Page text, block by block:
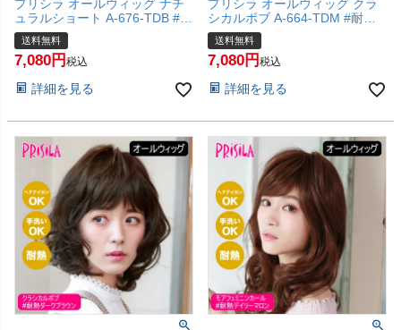
プリシラ オールウィッグ ナチ
ュラルショート A-676-TDB #耐
熱ダークブラウン 【かつら 和
装 コスプレ 医療用 自然 おしゃ
れ かわいい 可愛い 小顔 簡単
配便送料無料】(6057739)
送料無料
7,080 税込
詳細を見る
プリシラ オールウィッグ クラ
シカルボブ A-664-TDM #耐熱
デイリーマロン 【かつら 内巻
きボブ レトロ 和装 コスプレ 医
療用 自然 おしゃれ かわいい 可
け 女性 】【宅配便送料無料】
送料無料
7,080 税込
詳細を見る